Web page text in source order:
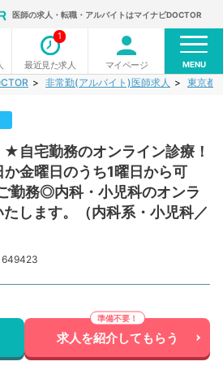
医師の求人・転職・アルバイトはマイナビDOCTOR
最近見た求人
1
マイページ MENU
非常勤(アルバイト)医師求人 東京都
★自宅勤務のオンライン診療！
金曜日のうち1曜日から可
勤務◎内科・小児科のオンラ
します。（内科系・小児科／
649423
求人を紹介してもらう